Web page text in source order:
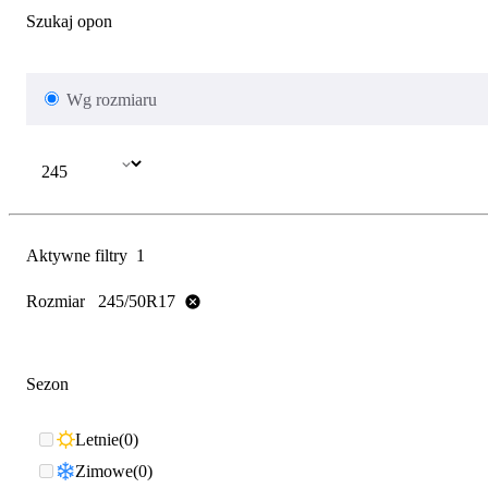
Szukaj opon
Wg rozmiaru
Aktywne filtry 1
Rozmiar 245/50R17
Sezon
Letnie 0
Zimowe 0